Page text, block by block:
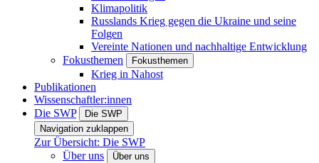
Klimapolitik
Russlands Krieg gegen die Ukraine und seine
Folgen
Vereinte Nationen und nachhaltige Entwicklung
Fokusthemen
Fokusthemen
Krieg in Nahost
Publikationen
Wissenschaftler:innen
Die SWP
Die SWP
Navigation zuklappen
Zur Übersicht: Die SWP
Über uns
Über uns